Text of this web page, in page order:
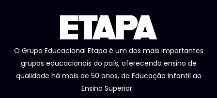
O Grupo Educacional Etapa é um dos mais importantes
grupos educacionais do país, oferecendo ensino de
qualidade há mais de 50 anos, da Educação Infantil ao
Ensino Superior.